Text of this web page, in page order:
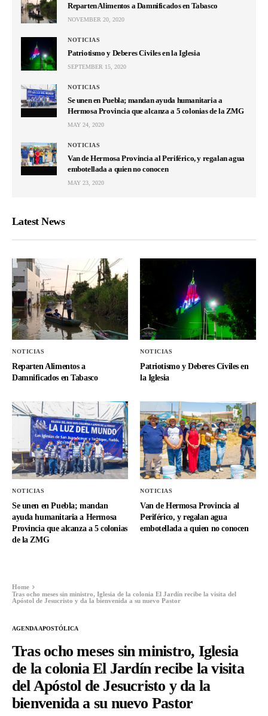
Reparten Alimentos a Damnificados en Tabasco
NOVEMBER 20, 2020
NOTICIAS
Patriotismo y Deberes Civiles en la Iglesia
SEPTEMBER 15, 2020
NOTICIAS
Se unen en Puebla; mandan ayuda humanitaria a
Hermosa Provincia que alcanza a 5 colonias de la ZMG
MAY 24, 2020
NOTICIAS
Van de Hermosa Provincia al Periférico, y regalan agua
embotellada a quien no conocen
MAY 23, 2020
Latest News
NOTICIAS
Reparten Alimentos a
Damnificados en Tabasco
NOTICIAS
Patriotismo y Deberes Civiles en
la Iglesia
NOTICIAS
Se unen en Puebla; mandan
ayuda humanitaria a Hermosa
Provincia que alcanza a 5 colonias
de la ZMG
NOTICIAS
Van de Hermosa Provincia al
Periférico, y regalan agua
embotellada a quien no conocen
Home
Tras ocho meses sin ministro, Iglesia de la colonia El Jardín recibe la visita del
Apóstol de Jesucristo y da la bienvenida a su nuevo Pastor
AGENDA APOSTÓLICA
Tras ocho meses sin ministro, Iglesia
de la colonia El Jardín recibe la visita
del Apóstol de Jesucristo y da la
bienvenida a su nuevo Pastor